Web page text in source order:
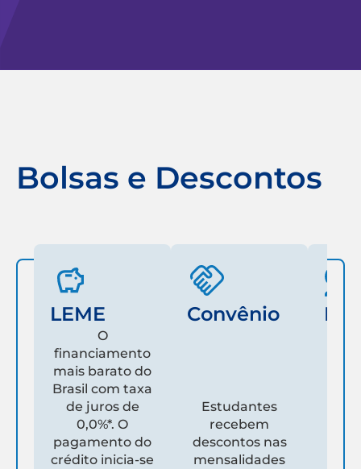
Bolsas e Descontos
LEME
O
financiamento
mais barato do
Brasil com taxa
de juros de
0,0%*. O
pagamento do
crédito inicia-se
Convênio
Estudantes
recebem
descontos nas
mensalidades